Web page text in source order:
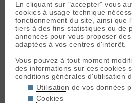
Conditions : col de Vergio
09.04.2026 à 22:34)
Merci, je verrai ce que ça donne de
Conditions : col de Vergio
08.04.2026 à 20:03)
Bonjour à tous, Pourriez-vous
pour les courses vers la Paglia Orba
Auriez-vous d'autres idées encore
8 avril ? Merci par avance !
En cliquant sur "accepter" vous
cookies à usage technique
fonctionnement du site, ainsi que
tiers à des fins statistiques ou de
annonces pour vous proposer
adaptées à vos centres d'interêt.
Vous pouvez à tout moment
des informations sur ces cookies
conditions générales d'utilisation
Utilisation de vos données
Cookies